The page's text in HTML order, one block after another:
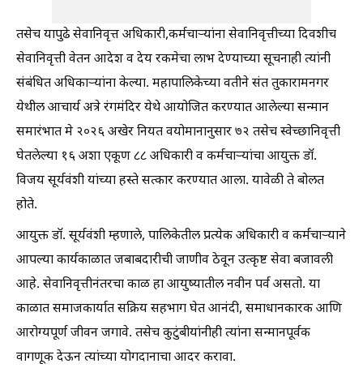
तसेच यापुढे सेवानिवृत्त अधिकारी,कर्मचाऱ्यांना सेवानिवृत्तीच्या दिवशीच
सेवानिवृत्ती वेतन आदेश व देय रकमेचा लाभ देण्याच्या सूचनाही त्यांनी
संबंधित अधिकाऱ्यांना केल्या. महापालिकेच्या वतीने संत तुकारामनगर
येथील आचार्य अत्रे रंगमंदिर येथे आयोजित करण्यात आलेल्या सन्मान
समारंभात मे २०२६ अखेर नियत वयोमानानुसार ७२ तसेच स्वेच्छानिवृत्ती
घेतलेल्या १६ अशा एकूण ८८ अधिकारी व कर्मचाऱ्यांचा आयुक्त डॉ.
विजय सूर्यवंशी यांच्या हस्ते सत्कार करण्यात आला. यावेळी ते बोलत
होते.
आयुक्त डॉ. सूर्यवंशी म्हणाले, पालिकेतील प्रत्येक अधिकारी व कर्मचाऱ्याने
आपल्या कार्यकाळात जबाबदारीची जाणीव ठेवून उत्कृष्ट सेवा बजावली
आहे. सेवानिवृत्तीनंतरचा काळ हा आयुष्यातील नवीन पर्व असतो. या
काळात समाजकार्यात सक्रिय सहभाग घेत आनंदी, समाधानकारक आणि
आरोग्यपूर्ण जीवन जगावे. तसेच कुटुंबीयांनीही त्यांना सन्मानपूर्वक
वागणूक देऊन त्यांच्या योगदानाचा आदर करावा.